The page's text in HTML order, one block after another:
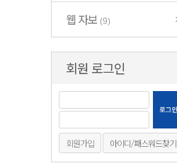
웹 자보 (9)
회원 로그인
회원가입 아이디/패스워드찾기